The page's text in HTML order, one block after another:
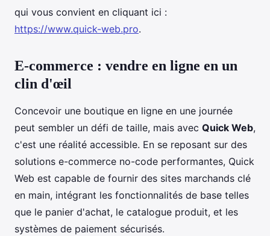
qui vous convient en cliquant ici :
https://www.quick-web.pro.
E-commerce : vendre en ligne en un
clin d'œil
Concevoir une boutique en ligne en une journée
peut sembler un défi de taille, mais avec Quick Web,
c'est une réalité accessible. En se reposant sur des
solutions e-commerce no-code performantes, Quick
Web est capable de fournir des sites marchands clé
en main, intégrant les fonctionnalités de base telles
que le panier d'achat, le catalogue produit, et les
systèmes de paiement sécurisés.